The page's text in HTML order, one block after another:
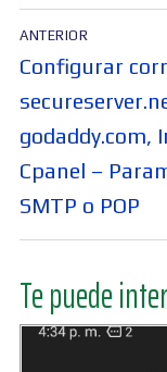
Navegación
de
entradas
ANTERIOR
Entrada
anterior:
Configurar
godaddy.com,
Cpanel –
SMTP o POP
Te puede